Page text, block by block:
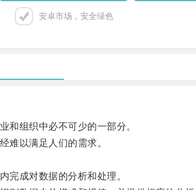
安卓市场，安全绿色
组织中必不可少的一部分。
以满足人们的需求。
成对数据的分析和处理。